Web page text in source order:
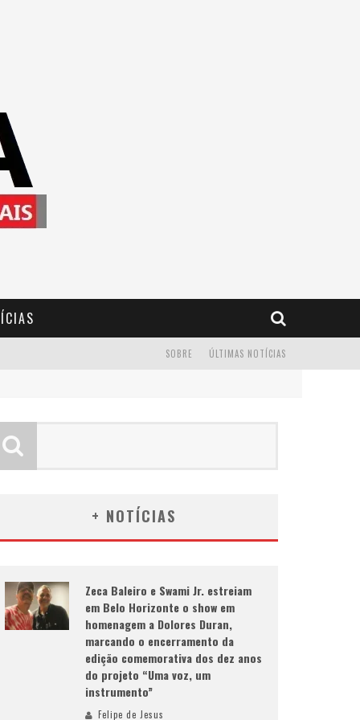
ÚLTIMAS NOTÍCIAS
SOBRE
+ NOTÍCIAS
Zeca Baleiro e Swami Jr. estreiam
em Belo Horizonte o show em
homenagem a Dolores Duran,
marcando o encerramento da
edição comemorativa dos dez anos
do projeto “Uma voz, um
instrumento”
Felipe de Jesus